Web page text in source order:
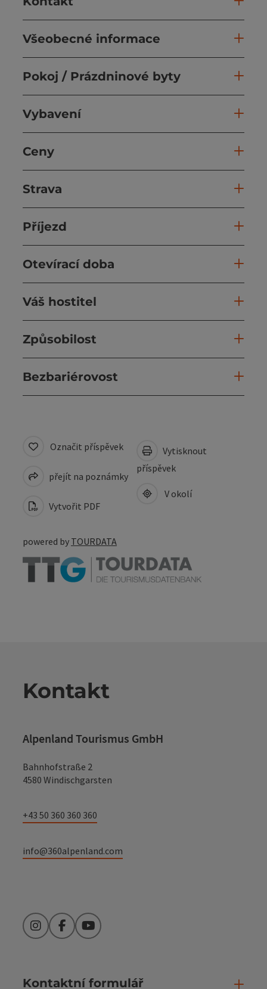
Všeobecné informace
Pokoj / Prázdninové byty
Vybavení
Ceny
Strava
Příjezd
Otevírací doba
Váš hostitel
Způsobilost
Bezbariérovost
Označit příspěvek
přejít na poznámky
Vytvořit PDF
Vytisknout
příspěvek
V okolí
powered by TOURDATA
Kontakt
Alpenland Tourismus GmbH
Bahnhofstraße 2
4580 Windischgarsten
+43 50 360 360 360
info@360alpenland.com
InstagramFacebookYouTube
Kontaktní formulář